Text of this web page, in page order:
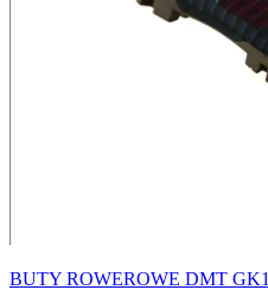
BUTY ROWEROWE DMT GK1